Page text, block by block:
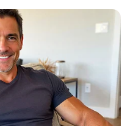
- Where Are They 20